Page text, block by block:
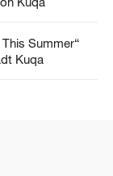
Summer“
Kuqa